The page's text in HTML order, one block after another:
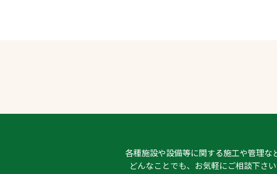
各種施設や設備等に関する施工や管理な
どんなことでも、お気軽にご相談下さい